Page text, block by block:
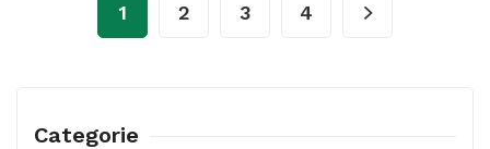
1 2 3 4
Categorie